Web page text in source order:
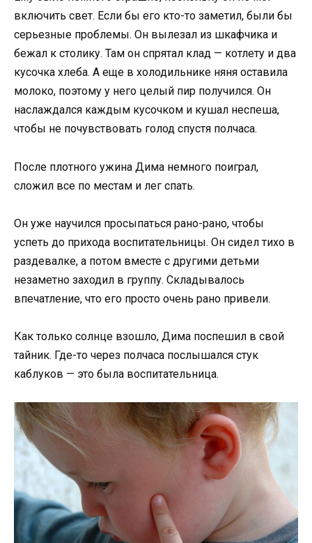
включить свет. Если бы его кто-то заметил, были бы
серьезные проблемы. Он вылезал из шкафчика и
бежал к столику. Там он спрятал клад — котлету и два
кусочка хлеба. А еще в холодильнике няня оставила
молоко, поэтому у него целый пир получился. Он
наслаждался каждым кусочком и кушал неспеша,
чтобы не почувствовать голод спустя полчаса.
После плотного ужина Дима немного поиграл,
сложил все по местам и лег спать.
Он уже научился просыпаться рано-рано, чтобы
успеть до прихода воспитательницы. Он сидел тихо в
раздевалке, а потом вместе с другими детьми
незаметно заходил в группу. Складывалось
впечатление, что его просто очень рано привели.
Как только солнце взошло, Дима поспешил в свой
тайник. Где-то через полчаса послышался стук
каблуков — это была воспитательница.